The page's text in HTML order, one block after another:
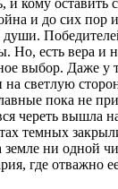
а и до сих пор
души.
Но, есть вера и
выбор. Даже у
светлую
пока не
череть вышла
темных
ни одной
где отважно